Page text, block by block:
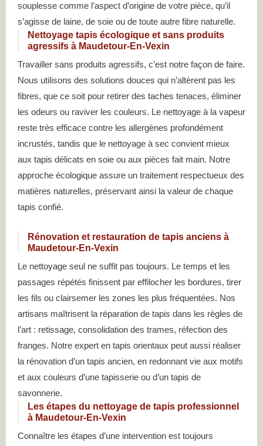
souplesse comme l’aspect d’origine de votre pièce, qu’il
s’agisse de laine, de soie ou de toute autre fibre naturelle.
Nettoyage tapis écologique et sans produits
agressifs à Maudetour-En-Vexin
Travailler sans produits agressifs, c’est notre façon de faire.
Nous utilisons des solutions douces qui n’altèrent pas les
fibres, que ce soit pour retirer des taches tenaces, éliminer
les odeurs ou raviver les couleurs. Le nettoyage à la vapeur
reste très efficace contre les allergènes profondément
incrustés, tandis que le nettoyage à sec convient mieux
aux tapis délicats en soie ou aux pièces fait main. Notre
approche écologique assure un traitement respectueux des
matières naturelles, préservant ainsi la valeur de chaque
tapis confié.
Rénovation et restauration de tapis anciens à
Maudetour-En-Vexin
Le nettoyage seul ne suffit pas toujours. Le temps et les
passages répétés finissent par effilocher les bordures, tirer
les fils ou clairsemer les zones les plus fréquentées. Nos
artisans maîtrisent la réparation de tapis dans les règles de
l’art : retissage, consolidation des trames, réfection des
franges. Notre expert en tapis orientaux peut aussi réaliser
la rénovation d’un tapis ancien, en redonnant vie aux motifs
et aux couleurs d’une tapisserie ou d’un tapis de
savonnerie.
Les étapes du nettoyage de tapis professionnel
à Maudetour-En-Vexin
Connaître les étapes d’une intervention est toujours